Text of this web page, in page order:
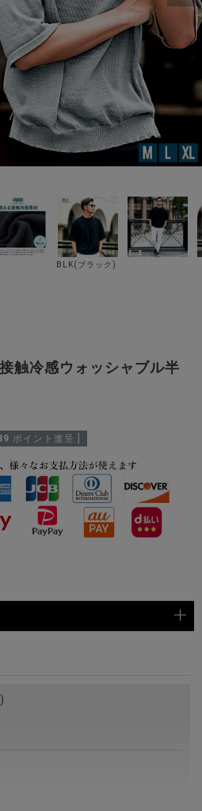
BLK(ブラック)
触冷感ウォッシャブル半
ポイント進呈 ]